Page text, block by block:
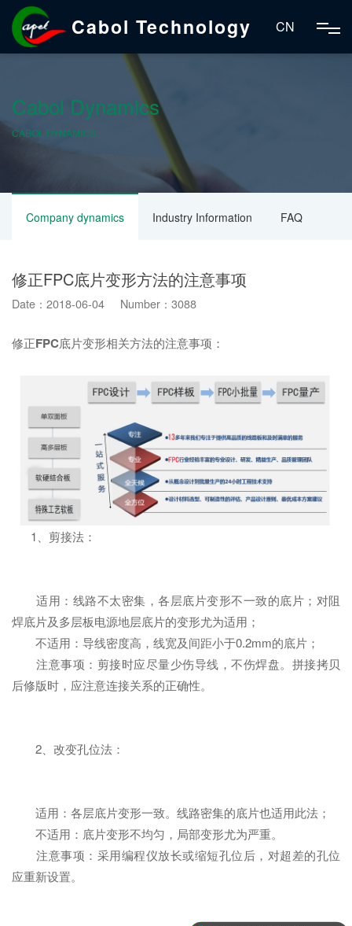
Cabol Technology CN
Cabol Dynamics
CABOL DYNAMICS
Company dynamics Industry Information FAQ
修正FPC底片变形方法的注意事项
Date：2018-06-04 Number：3088
修正FPC底片变形相关方法的注意事项：
1、剪接法：
适用：线路不太密集，各层底片变形不一致的底片；对阻
焊底片及多层板电源地层底片的变形尤为适用；
不适用：导线密度高，线宽及间距小于0.2mm的底片；
注意事项：剪接时应尽量少伤导线，不伤焊盘。拼接拷贝
后修版时，应注意连接关系的正确性。
2、改变孔位法：
适用：各层底片变形一致。线路密集的底片也适用此法；
不适用：底片变形不均匀，局部变形尤为严重。
注意事项：采用编程仪放长或缩短孔位后，对超差的孔位
应重新设置。